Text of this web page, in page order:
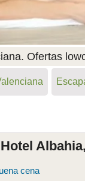
Ofertas
cena